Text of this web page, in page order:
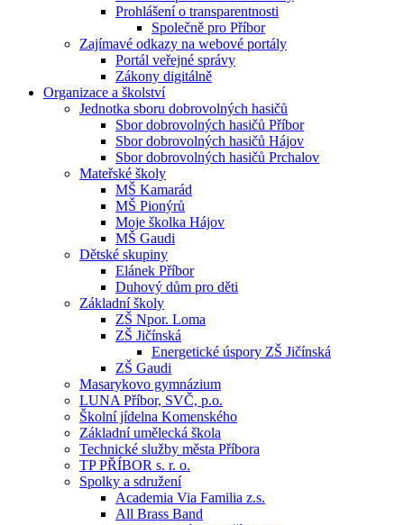
Prohlášení o transparentnosti
Společně pro Příbor
Zajímavé odkazy na webové portály
Portál veřejné správy
Zákony digitálně
Organizace a školství
Jednotka sboru dobrovolných hasičů
Sbor dobrovolných hasičů Příbor
Sbor dobrovolných hasičů Hájov
Sbor dobrovolných hasičů Prchalov
Mateřské školy
MŠ Kamarád
MŠ Pionýrů
Moje školka Hájov
MŠ Gaudi
Dětské skupiny
Elánek Příbor
Duhový dům pro děti
Základní školy
ZŠ Npor. Loma
ZŠ Jičínská
Energetické úspory ZŠ Jičínská
ZŠ Gaudi
Masarykovo gymnázium
LUNA Příbor, SVČ, p.o.
Školní jídelna Komenského
Základní umělecká škola
Technické služby města Příbora
TP PŘÍBOR s. r. o.
Spolky a sdružení
Academia Via Familia z.s.
All Brass Band